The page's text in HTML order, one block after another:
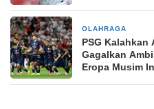
OLAHRAGA
PSG Kalahkan
Gagalkan
Eropa Musim